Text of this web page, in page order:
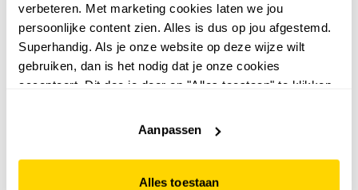
verbeteren. Met marketing cookies laten we jou
persoonlijke content zien. Alles is dus op jou afgestemd.
Superhandig. Als je onze website op deze wijze wilt
gebruiken, dan is het nodig dat je onze cookies
accepteert. Dit doe je door op "Alles toestaan" te klikken.
website niet optimaal functioneert.
Aanpassen
Alles toestaan